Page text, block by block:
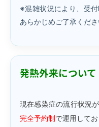
※混雑状況により、受
あらかじめご了承くださ
発熱外来について
現在感染症の流行状況
完全予約制で運用してお